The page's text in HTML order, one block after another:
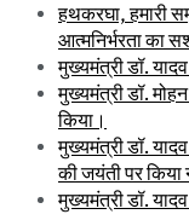
हथकरघा, हमारी
आत्मनिर्भरता का
मुख्यमंत्री डॉ.
मुख्यमंत्री डॉ.
किया।
मुख्यमंत्री डॉ.
की जयंती पर
मुख्यमंत्री डॉ.